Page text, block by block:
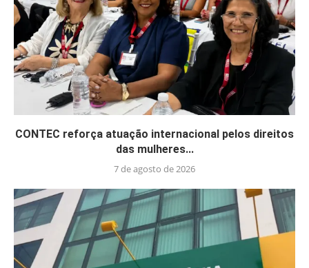
CONTEC reforça atuação internacional pelos direitos
das mulheres...
7 de agosto de 2026